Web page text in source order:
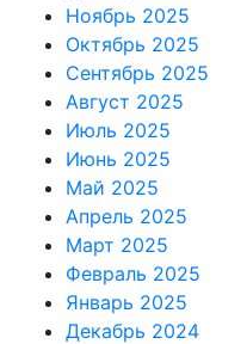
Ноябрь 2025
Октябрь 2025
Сентябрь 2025
Август 2025
Июль 2025
Июнь 2025
Май 2025
Апрель 2025
Март 2025
Февраль 2025
Январь 2025
Декабрь 2024